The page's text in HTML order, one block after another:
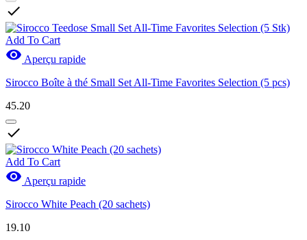

Add To Cart
 Aperçu rapide
Sirocco Boîte à thé Small Set All-Time Favorites Selection (5 pcs)
45.20

Add To Cart
 Aperçu rapide
Sirocco White Peach (20 sachets)
19.10